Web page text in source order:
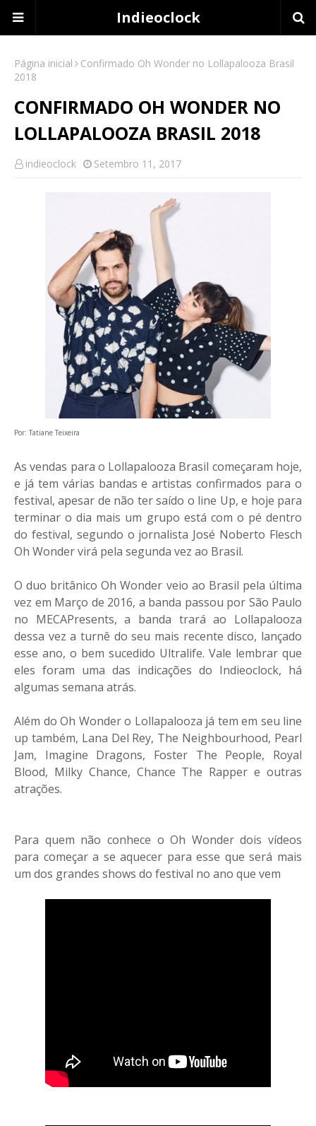
Indieoclock
Página inicial
Confirmado Oh Wonder no Lollapalooza Brasil
2018
CONFIRMADO OH WONDER NO
LOLLAPALOOZA BRASIL 2018
indieoclock Setembro 11, 2017
Por: Tatiane Teixeira
As vendas para o Lollapalooza Brasil começaram hoje,
e já tem várias bandas e artistas confirmados para o
festival, apesar de não ter saído o line Up, e hoje para
terminar o dia mais um grupo está com o pé dentro
do festival, segundo o jornalista José Noberto Flesch
Oh Wonder virá pela segunda vez ao Brasil.
O duo britânico Oh Wonder veio ao Brasil pela última
vez em Março de 2016, a banda passou por São Paulo
no MECAPresents, a banda trará ao Lollapalooza
dessa vez a turnê do seu mais recente disco, lançado
esse ano, o bem sucedido Ultralife. Vale lembrar que
eles foram uma das indicações do Indieoclock, há
algumas semana atrás.
Além do Oh Wonder o Lollapalooza já tem em seu line
up também, Lana Del Rey, The Neighbourhood, Pearl
Jam, Imagine Dragons, Foster The People, Royal
Blood, Milky Chance, Chance The Rapper e outras
atrações.
Para quem não conhece o Oh Wonder dois vídeos
para começar a se aquecer para esse que será mais
um dos grandes shows do festival no ano que vem